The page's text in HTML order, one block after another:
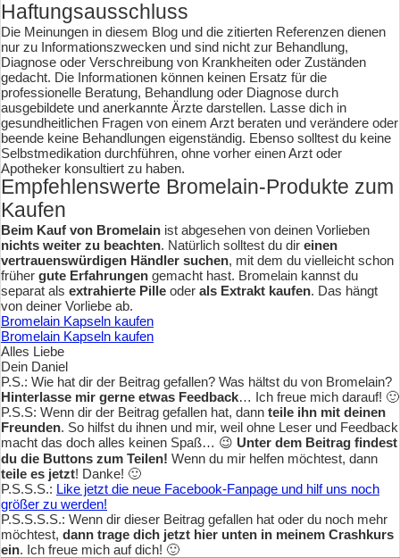
Haftungsausschluss
Die Meinungen in diesem Blog und die zitierten Referenzen dienen
nur zu Informationszwecken und sind nicht zur Behandlung,
Diagnose oder Verschreibung von Krankheiten oder Zuständen
gedacht. Die Informationen können keinen Ersatz für die
professionelle Beratung, Behandlung oder Diagnose durch
ausgebildete und anerkannte Ärzte darstellen. Lasse dich in
gesundheitlichen Fragen von einem Arzt beraten und verändere oder
beende keine Behandlungen eigenständig. Ebenso solltest du keine
Selbstmedikation durchführen, ohne vorher einen Arzt oder
Apotheker konsultiert zu haben.
Empfehlenswerte Bromelain-Produkte zum
Kaufen
Beim Kauf von Bromelain ist abgesehen von deinen Vorlieben
nichts weiter zu beachten. Natürlich solltest du dir einen
vertrauenswürdigen Händler suchen, mit dem du vielleicht schon
früher gute Erfahrungen gemacht hast. Bromelain kannst du
separat als extrahierte Pille oder als Extrakt kaufen. Das hängt
von deiner Vorliebe ab.
Bromelain Kapseln kaufen
Bromelain Kapseln kaufen
Alles Liebe
Dein Daniel
P.S.: Wie hat dir der Beitrag gefallen? Was hältst du von Bromelain?
Hinterlasse mir gerne etwas Feedback… Ich freue mich darauf! 🙂
P.S.S: Wenn dir der Beitrag gefallen hat, dann teile ihn mit deinen
Freunden. So hilfst du ihnen und mir, weil ohne Leser und Feedback
macht das doch alles keinen Spaß… 😉 Unter dem Beitrag findest
du die Buttons zum Teilen! Wenn du mir helfen möchtest, dann
teile es jetzt! Danke! 🙂
P.S.S.S.: Like jetzt die neue Facebook-Fanpage und hilf uns noch
größer zu werden!
P.S.S.S.S.: Wenn dir dieser Beitrag gefallen hat oder du noch mehr
möchtest, dann trage dich jetzt hier unten in meinem Crashkurs
ein. Ich freue mich auf dich! 🙂